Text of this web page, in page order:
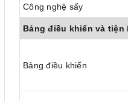
Công nghệ sấy
Bảng điều khiển và tiện
Bảng điều khiển